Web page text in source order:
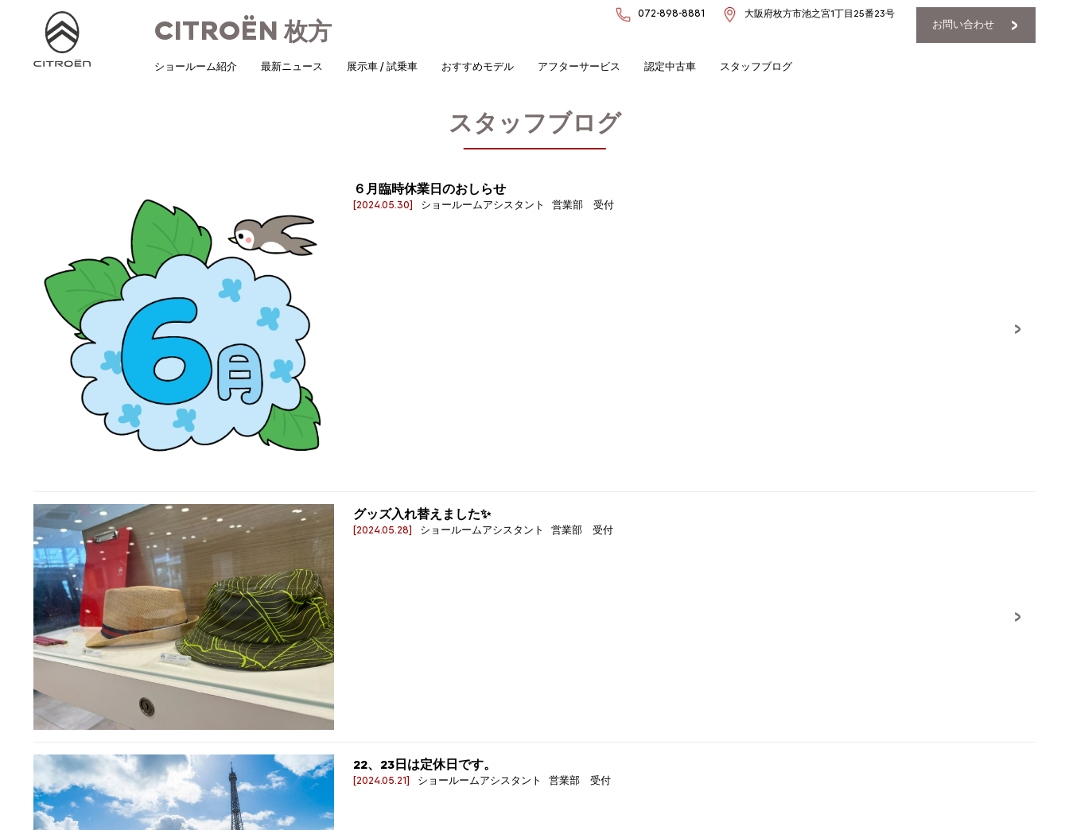
CITROËN枚方
072-898-8881 大阪府枚方市池之宮1丁目25番23号
お問い合わせ
ショールーム紹介 最新ニュース 展示車 / 試乗車 おすすめモデル アフターサービス 認定中古車 スタッフブログ
スタッフブログ
６月臨時休業日のおしらせ
[2024.05.30] ショールームアシスタント 営業部 受付
グッズ入れ替えました✨
[2024.05.28] ショールームアシスタント 営業部 受付
22、23日は定休日です。
[2024.05.21] ショールームアシスタント 営業部 受付